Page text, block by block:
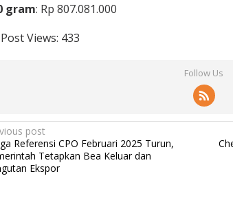
gram: Rp 807.081.000
Post Views: 433
Follow Us
post
Referensi CPO Februari 2025 Turun,
Tetapkan Bea Keluar dan
Ekspor